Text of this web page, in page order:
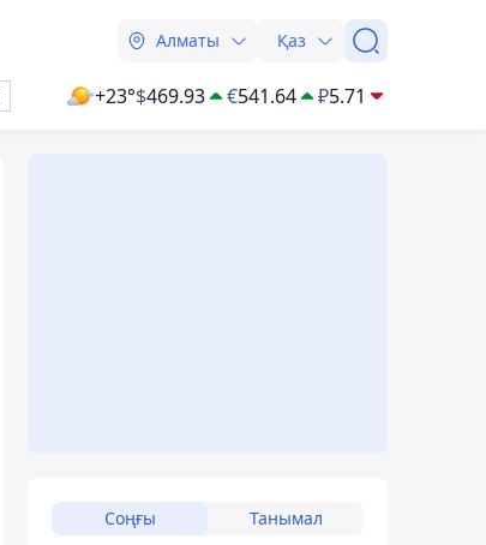
Алматы Қаз
+23°$469.93 €541.64 ₽5.71
Соңғы Танымал